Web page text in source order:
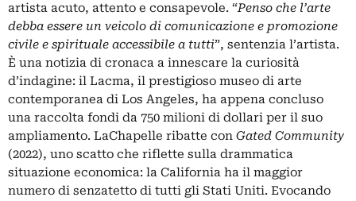
artista acuto, attento e consapevole. “Penso che l’arte
debba essere un veicolo di comunicazione e promozione
civile e spirituale accessibile a tutti”, sentenzia l’artista.
È una notizia di cronaca a innescare la curiosità
d’indagine: il Lacma, il prestigioso museo di arte
contemporanea di Los Angeles, ha appena concluso
una raccolta fondi da 750 milioni di dollari per il suo
ampliamento. LaChapelle ribatte con Gated Community
(2022), uno scatto che riflette sulla drammatica
situazione economica: la California ha il maggior
numero di senzatetto di tutti gli Stati Uniti. Evocando